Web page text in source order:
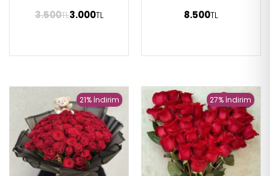
3.500TL3.000TL 8.500TL
21% İndirim 27% İndirim